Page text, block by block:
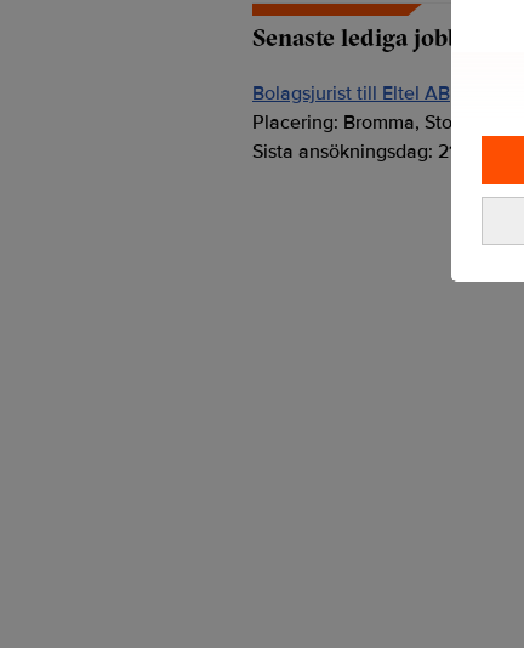
Senaste lediga jobben
Bolagsjurist till Eltel AB
Placering: Bromma, Stockholm
Sista ansökningsdag: 21/08/2026